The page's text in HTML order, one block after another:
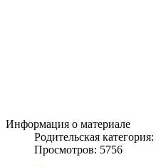
Информация о материале
Родительская категория:
Просмотров: 5756